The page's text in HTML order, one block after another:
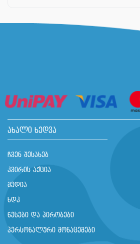
ახალი ხედვა
ჩვენ შესახებ
კვირის აქცია
მედია
ხდკ
წესები და პირობები
პერსონალური მონაცემები